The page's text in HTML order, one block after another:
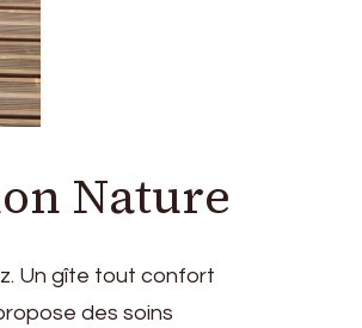
Nature
Un gîte tout confort
des soins